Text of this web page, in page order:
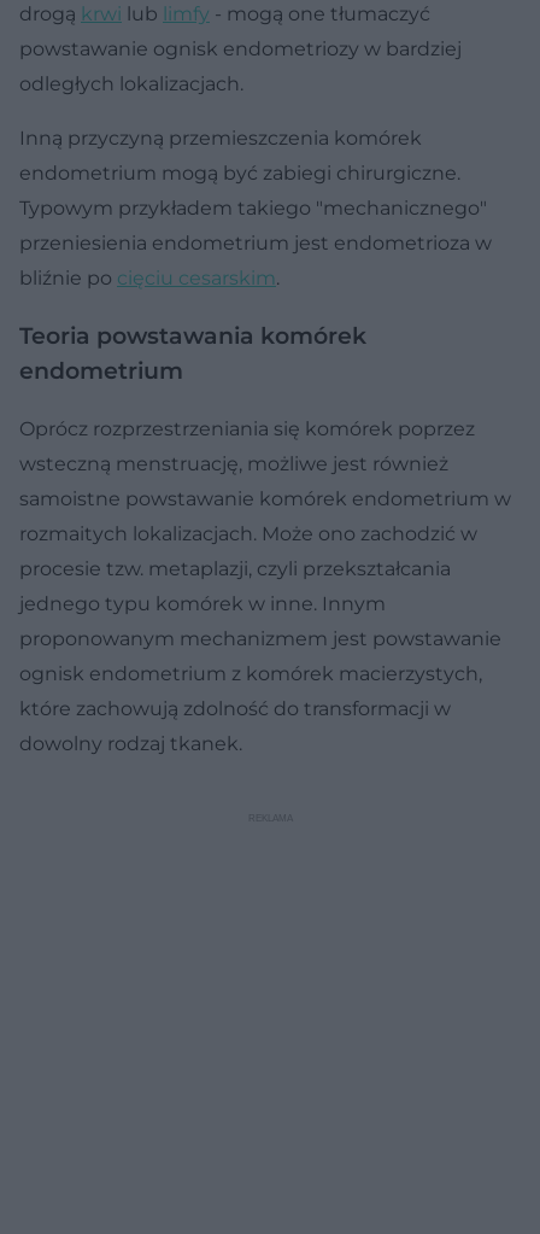
drogą krwi lub limfy - mogą one tłumaczyć
powstawanie ognisk endometriozy w bardziej
odległych lokalizacjach.
Inną przyczyną przemieszczenia komórek
endometrium mogą być zabiegi chirurgiczne.
Typowym przykładem takiego "mechanicznego"
przeniesienia endometrium jest endometrioza w
bliźnie po cięciu cesarskim.
Teoria powstawania komórek
endometrium
Oprócz rozprzestrzeniania się komórek poprzez
wsteczną menstruację, możliwe jest również
samoistne powstawanie komórek endometrium w
rozmaitych lokalizacjach. Może ono zachodzić w
procesie tzw. metaplazji, czyli przekształcania
jednego typu komórek w inne. Innym
proponowanym mechanizmem jest powstawanie
ognisk endometrium z komórek macierzystych,
które zachowują zdolność do transformacji w
dowolny rodzaj tkanek.